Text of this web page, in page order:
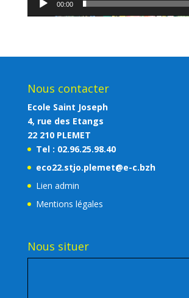
00:00
Nous contacter
Ecole Saint Joseph
4, rue des Etangs
22 210 PLEMET
Tel : 02.96.25.98.40
eco22.stjo.plemet@e-c.bzh
Lien admin
Mentions légales
Nous situer